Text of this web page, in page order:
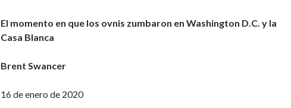
El momento en que los ovnis zumbaron en Washington D.C. y la
Casa Blanca
Brent Swancer
16 de enero de 2020